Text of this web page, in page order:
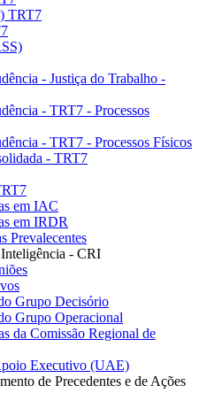
TRT7
- Justiça do Trabalho -
- TRT7 - Processos
- TRT7 - Processos Físicos
- TRT7
em IAC
em IRDR
Prevalecentes
- CRI
Grupo Decisório
Grupo Operacional
da Comissão Regional de
Executivo (UAE)
de Precedentes e de Ações